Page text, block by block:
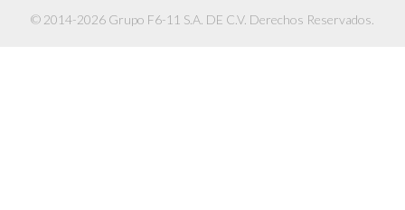
© 2014-2026 Grupo F6-11 S.A. DE C.V. Derechos Reservados.